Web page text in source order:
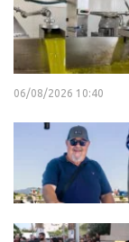
06/08/2026 10:40